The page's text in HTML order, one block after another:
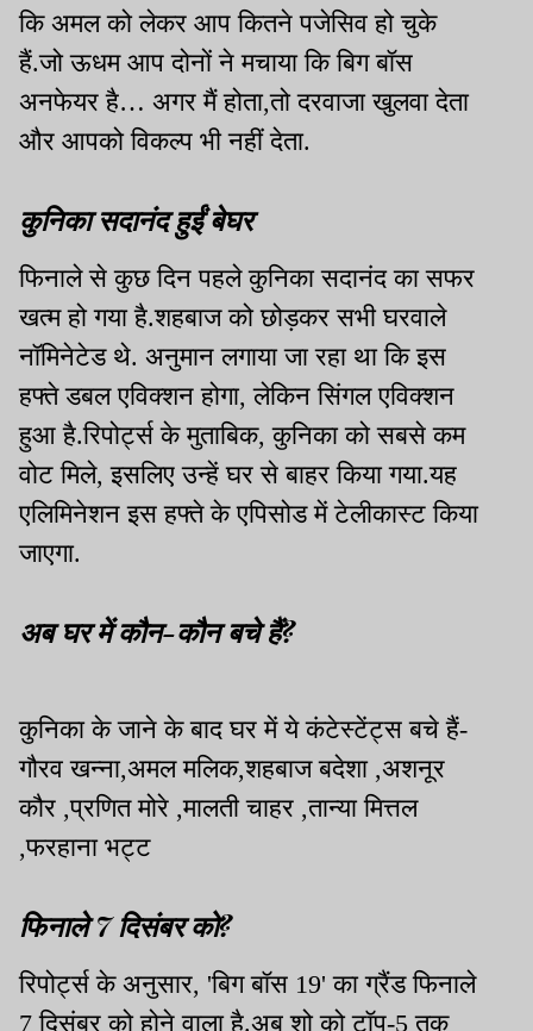
कि अमल को लेकर आप कितने पजेसिव हो चुके
हैं.जो ऊधम आप दोनों ने मचाया कि बिग बॉस
अनफेयर है… अगर मैं होता,तो दरवाजा खुलवा देता
और आपको विकल्प भी नहीं देता.
कुनिका सदानंद हुईं बेघर
फिनाले से कुछ दिन पहले कुनिका सदानंद का सफर
खत्म हो गया है.शहबाज को छोड़कर सभी घरवाले
नॉमिनेटेड थे. अनुमान लगाया जा रहा था कि इस
हफ्ते डबल एविक्शन होगा, लेकिन सिंगल एविक्शन
हुआ है.रिपोर्ट्स के मुताबिक, कुनिका को सबसे कम
वोट मिले, इसलिए उन्हें घर से बाहर किया गया.यह
एलिमिनेशन इस हफ्ते के एपिसोड में टेलीकास्ट किया
जाएगा.
अब घर में कौन-कौन बचे हैं?
कुनिका के जाने के बाद घर में ये कंटेस्टेंट्स बचे हैं-
गौरव खन्ना,अमल मलिक,शहबाज बदेशा ,अशनूर
कौर ,प्रणित मोरे ,मालती चाहर ,तान्या मित्तल
,फरहाना भट्ट
फिनाले 7 दिसंबर को?
रिपोर्ट्स के अनुसार, 'बिग बॉस 19' का ग्रैंड फिनाले
7 दिसंबर को होने वाला है.अब शो को टॉप-5 तक